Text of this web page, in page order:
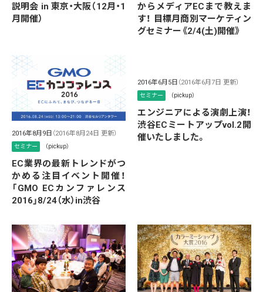
説明会 in 東京・大阪（12月・1
月開催）
からメディアECまで教えま
す！ 目標月商別マーケティン
グセミナー《2/4(土)開催》
2016年8月9日 （2016年8月24日 更新）
セミナー （pickup）
EC業界の最新トレンドがつ
かめる注目イベント開催！
「GMO ECカンファレンス
2016」8/24（水）in渋谷
2016年6月5日 （2016年6月7日 更新）
セミナー （pickup）
エンジニアによる演劇上演！
渋谷ECミートアップvol.2開
催いたしました。